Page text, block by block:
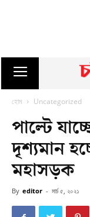
হোম Uncategorized
পাল্টে
দৃশ্যমান
মহাসড়ক
By editor - মার্চ ৫, ২০২১